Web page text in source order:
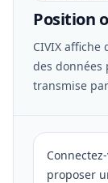
Position
CIVIX
des
transmise
proposer